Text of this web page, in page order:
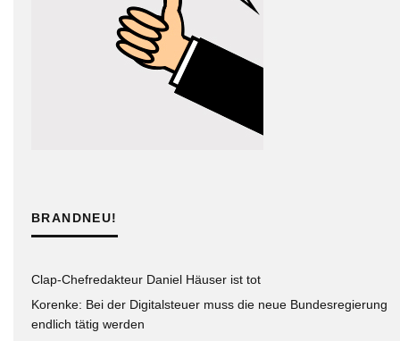
BRANDNEU!
Clap-Chefredakteur Daniel Häuser ist tot
Korenke: Bei der Digitalsteuer muss die neue Bundesregierung
endlich tätig werden